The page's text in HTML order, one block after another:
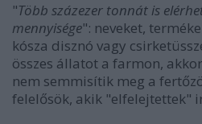
"Több százezer tonnát is
mennyisége": neveket,
kósza disznó vagy
összes állatot a farmon,
nem semmisítik meg a
felelősök, akik "elfelejtettek"